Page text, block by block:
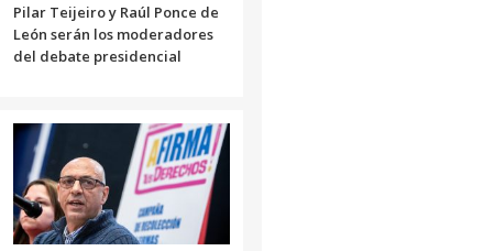
Pilar Teijeiro y Raúl Ponce de
León serán los moderadores
del debate presidencial